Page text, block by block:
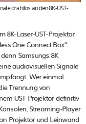
drahtlos an den 8K-UST-
8K-Laser-UST-Projektor
One Connect Box“.
Samsungs 8K
audiovisuellen Signale
Wer einmal
Trennung von
UST-Projektor definitiv
Streaming-Player
Projektor und Leinwand